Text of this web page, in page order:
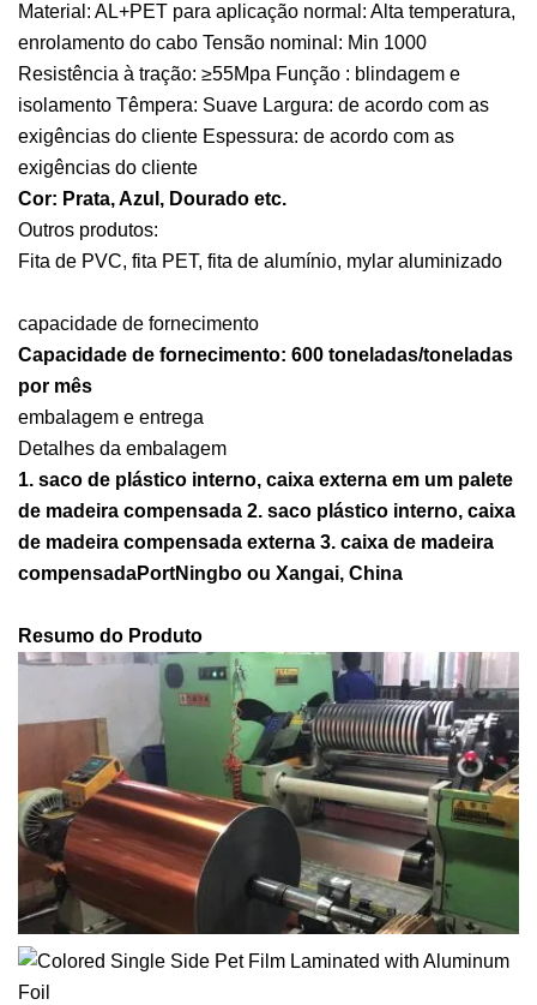
Material: AL+PET para aplicação normal: Alta temperatura,
enrolamento do cabo Tensão nominal: Min 1000
Resistência à tração: ≥55Mpa Função : blindagem e
isolamento Têmpera: Suave Largura: de acordo com as
exigências do cliente Espessura: de acordo com as
exigências do cliente
Cor: Prata, Azul, Dourado etc.
Outros produtos:
Fita de PVC, fita PET, fita de alumínio, mylar aluminizado
capacidade de fornecimento
Capacidade de fornecimento: 600 toneladas/toneladas
por mês
embalagem e entrega
Detalhes da embalagem
1. saco de plástico interno, caixa externa em um palete
de madeira compensada 2. saco plástico interno, caixa
de madeira compensada externa 3. caixa de madeira
compensadaPortNingbo ou Xangai, China
Resumo do Produto